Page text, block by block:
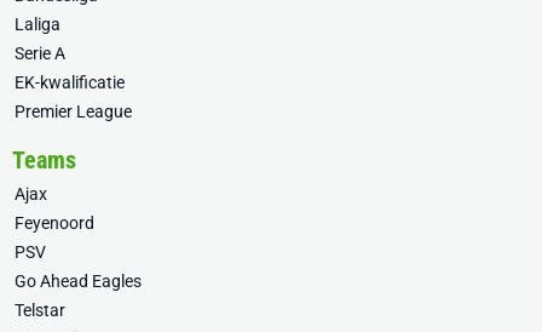
Laliga
Serie A
EK-kwalificatie
Premier League
Teams
Ajax
Feyenoord
PSV
Go Ahead Eagles
Telstar